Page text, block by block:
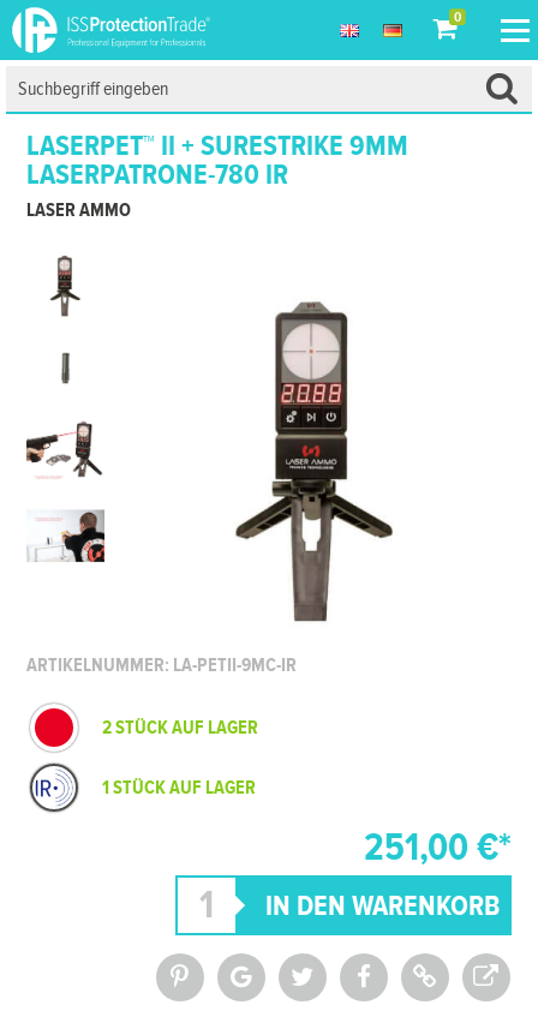
0
LASERPET™ II + SURESTRIKE 9MM
LASERPATRONE-780 IR
LASER AMMO
ARTIKELNUMMER: LA-PETII-9MC-IR
2 STÜCK AUF LAGER
1 STÜCK AUF LAGER
251,00 €*